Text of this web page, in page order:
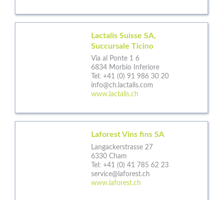
Lactalis Suisse SA,
Succursale Ticino
Via al Ponte 1 6
6834 Morbio Inferiore
Tel: +41 (0) 91 986 30 20
info@ch.lactalis.com
www.lactalis.ch
Laforest Vins fins SA
Langackerstrasse 27
6330 Cham
Tel: +41 (0) 41 785 62 23
service@laforest.ch
www.laforest.ch